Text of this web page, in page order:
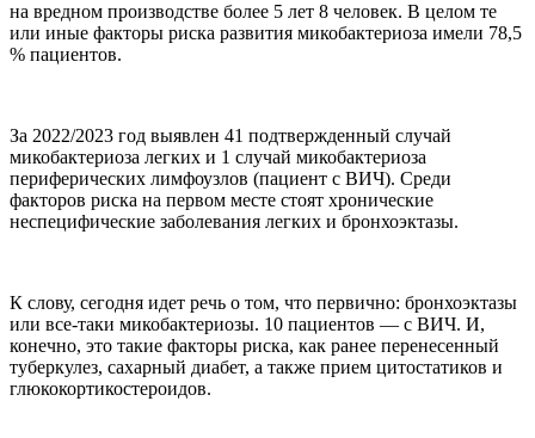
на вредном производстве более 5 лет 8 человек. В целом те
или иные факторы риска развития микобактериоза имели 78,5
% пациентов.
За 2022/2023 год выявлен 41 подтвержденный случай
микобактериоза легких и 1 случай микобактериоза
периферических лимфоузлов (пациент с ВИЧ). Среди
факторов риска на первом месте стоят хронические
неспецифические заболевания легких и бронхоэктазы.
К слову, сегодня идет речь о том, что первично: бронхоэктазы
или все-таки микобактериозы. 10 пациентов — с ВИЧ. И,
конечно, это такие факторы риска, как ранее перенесенный
туберкулез, сахарный диабет, а также прием цитостатиков и
глюкокортикостероидов.